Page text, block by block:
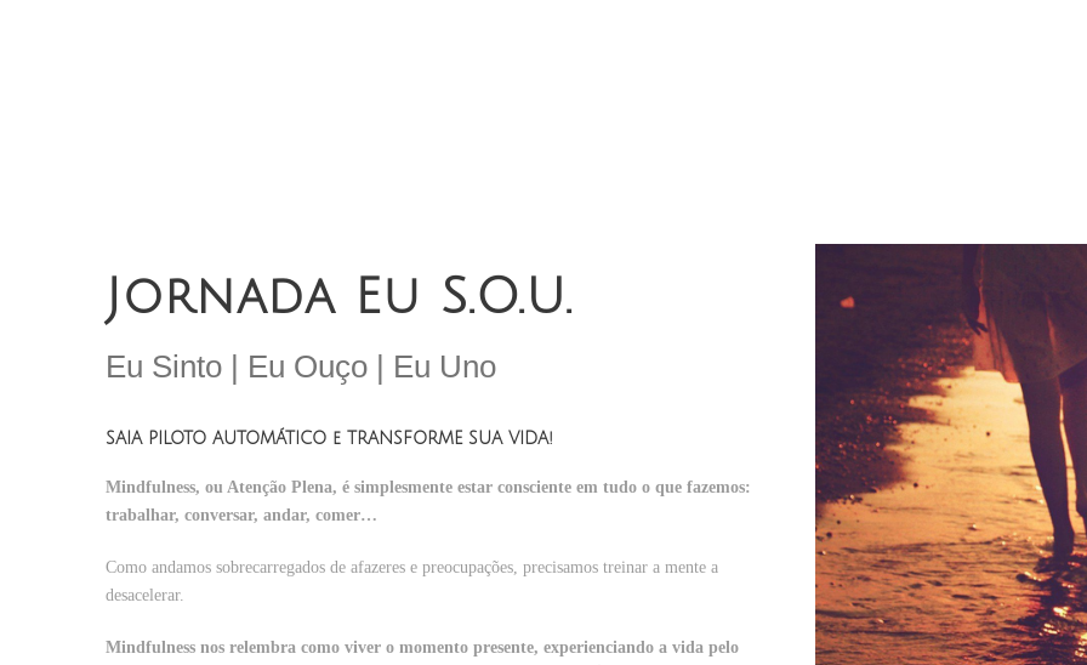
Jornada Eu S.O.U.
Eu Sinto | Eu Ouço | Eu Uno
SAIA PILOTO AUTOMÁTICO e TRANSFORME SUA VIDA!
Mindfulness, ou Atenção Plena, é simplesmente estar consciente em tudo o que fazemos:
trabalhar, conversar, andar, comer…
Como andamos sobrecarregados de afazeres e preocupações, precisamos treinar a mente a
desacelerar.
Mindfulness nos relembra como viver o momento presente, experienciando a vida pelo